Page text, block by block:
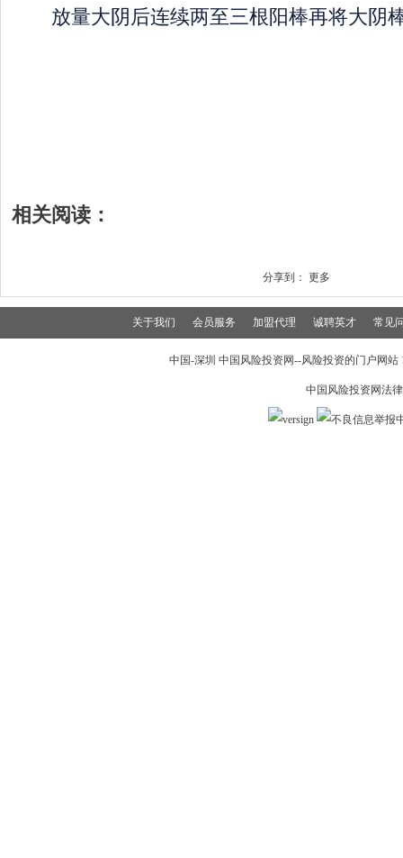
放量大阴后连续两至三根阳棒再将大阴
相关阅读：
分享到： 更多
关于我们 会员服务 加盟代理 诚聘英才 常见
中国-深圳 中国风险投资网--风险投资的门户网
中国风险投资网法